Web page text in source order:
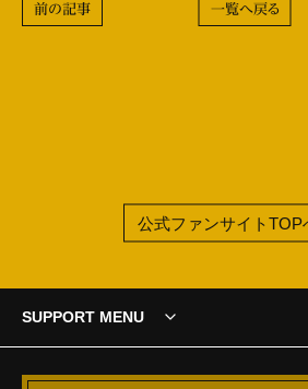
一覧へ戻る
前の記事
公式ファンサイトTOP
SUPPORT MENU